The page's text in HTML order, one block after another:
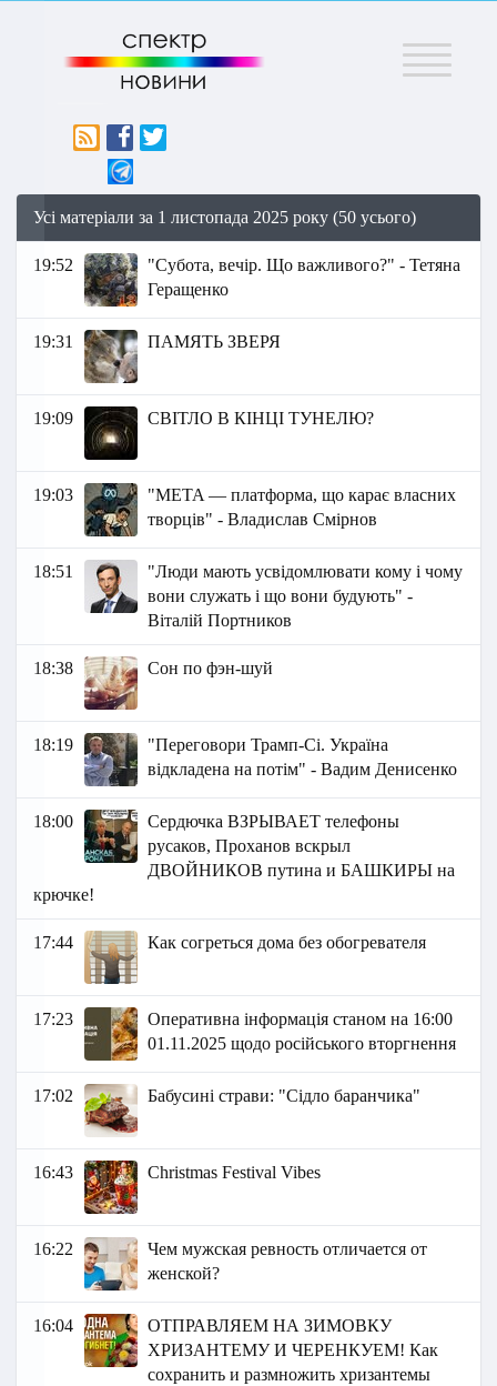
Меню
Усі матеріали за 1 листопада 2025 року (50 усього)
19:52
"Субота, вечір. Що важливого?" - Тетяна
Геращенко
19:31 ПАМЯТЬ ЗВЕРЯ
19:09 СВІТЛО В КІНЦІ ТУНЕЛЮ?
19:03
"META — платформа, що карає власних
творців" - Владислав Смірнов
18:51
"Люди мають усвідомлювати кому і чому
вони служать і що вони будують" -
Віталій Портников
18:38 Сон по фэн-шуй
18:19
"Переговори Трамп-Сі. Україна
відкладена на потім" - Вадим Денисенко
18:00
Сердючка ВЗРЫВАЕТ телефоны
русаков, Проханов вскрыл
ДВОЙНИКОВ путина и БАШКИРЫ на
крючке!
17:44 Как согреться дома без обогревателя
17:23
Оперативна інформація станом на 16:00
01.11.2025 щодо російського вторгнення
17:02 Бабусині страви: "Сідло баранчика"
16:43 Christmas Festival Vibes
16:22
Чем мужская ревность отличается от
женской?
16:04
ОТПРАВЛЯЕМ НА ЗИМОВКУ
ХРИЗАНТЕМУ И ЧЕРЕНКУЕМ! Как
сохранить и размножить хризантемы